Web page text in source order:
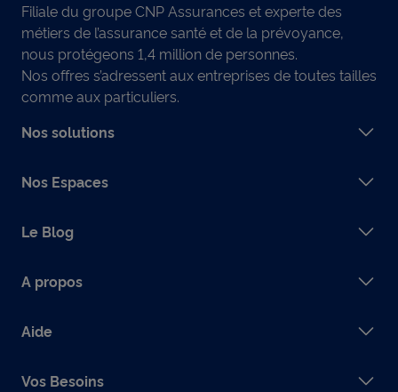
Filiale du groupe CNP Assurances et experte des
métiers de l’assurance santé et de la prévoyance,
nous protégeons 1,4 million de personnes.
Nos offres s’adressent aux entreprises de toutes tailles
comme aux particuliers.
Nos solutions
Nos Espaces
Le Blog
A propos
Aide
Vos Besoins